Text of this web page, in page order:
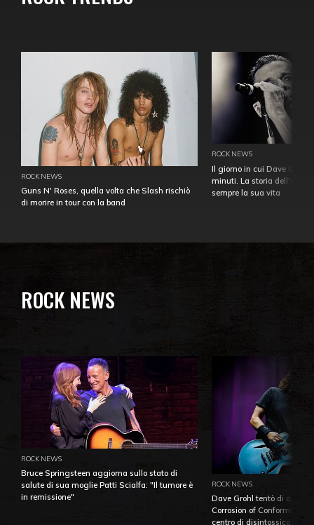
ROCK NEWS
Guns N' Roses, quella volta che Slash rischiò
di morire in tour con la band
ROCK NEWS
Il giorno in cui Dave
minuti. La storia
sempre la sua vita
ROCK NEWS
ROCK NEWS
Bruce Springsteen aggiorna sullo stato di
salute di sua moglie Patti Scialfa: "Il tumore è
in remissione"
ROCK NEWS
Dave Grohl tentò di
Corrosion of Conformity
centro di